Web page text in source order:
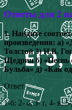
Ответы для 2
1. Найдите
произведения: а)
Толстой 3) Н.В.
Щедрин б) «Песнь
Бульба» д) «Как
Ответ
1-б: 2- а, 3- г, 4- в,